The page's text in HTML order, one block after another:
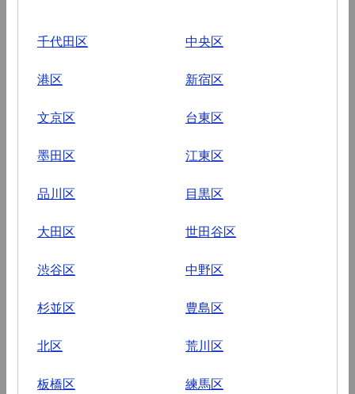
千代田区 中央区
港区 新宿区
文京区 台東区
墨田区 江東区
品川区 目黒区
大田区 世田谷区
渋谷区 中野区
杉並区 豊島区
北区 荒川区
板橋区 練馬区